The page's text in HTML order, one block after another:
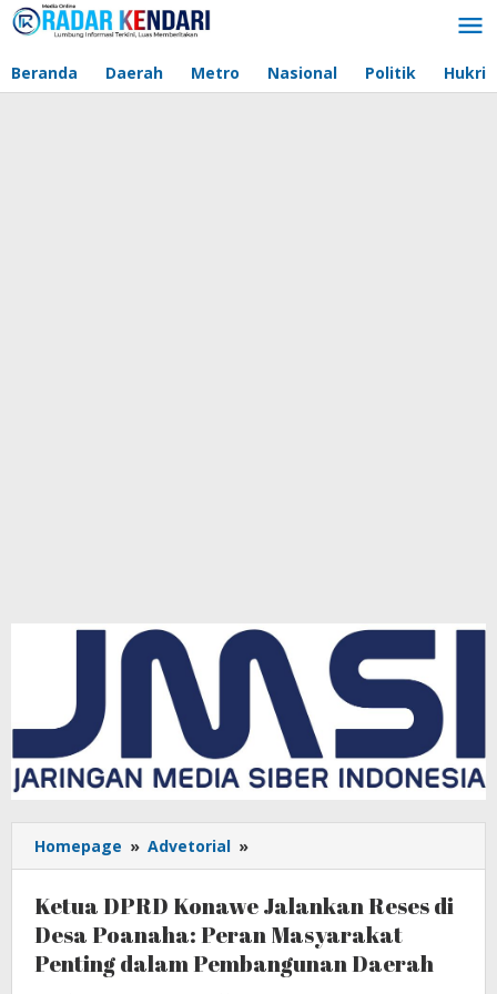
Lewati
ke
Beranda Daerah Metro Nasional Politik
Homepage » Advetorial »
DPRD
Jalankan
Reses
di
Ketua DPRD Konawe Jalankan Reses di
Desa Poanaha: Peran Masyarakat
Penting dalam Pembangunan Daerah